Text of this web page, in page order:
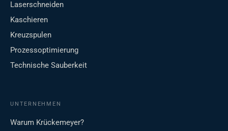
Laserschneiden
Kaschieren
Kreuzspulen
Prozessoptimierung
Technische Sauberkeit
UNTERNEHMEN
Warum Krückemeyer?